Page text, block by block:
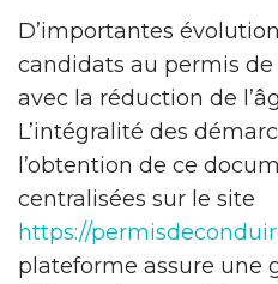
D’importantes
candidats au permis
avec la réduction de
L’intégralité des
l’obtention de ce
centralisées sur le site
https://
plateforme assure une